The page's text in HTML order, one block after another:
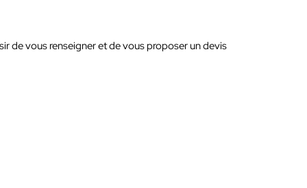
de vous renseigner et de vous proposer un devis